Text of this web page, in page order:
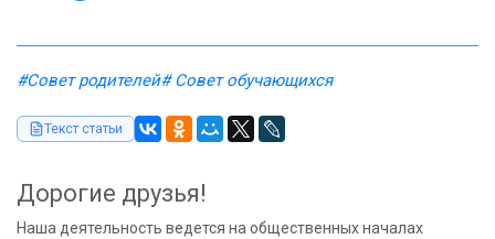
#Совет родителей# Совет обучающихся
Текст статьи
Дорогие друзья!
Наша деятельность ведется на общественных началах